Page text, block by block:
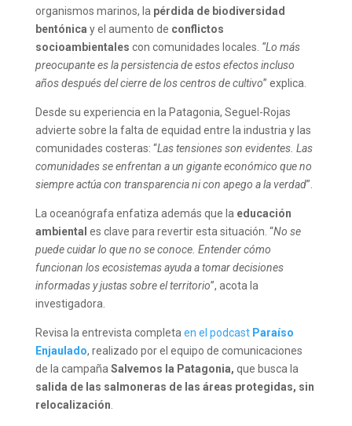
organismos marinos, la pérdida de biodiversidad
bentónica y el aumento de conflictos
socioambientales con comunidades locales. “Lo más
preocupante es la persistencia de estos efectos incluso
años después del cierre de los centros de cultivo” explica.
Desde su experiencia en la Patagonia, Seguel-Rojas
advierte sobre la falta de equidad entre la industria y las
comunidades costeras: “Las tensiones son evidentes. Las
comunidades se enfrentan a un gigante económico que no
siempre actúa con transparencia ni con apego a la verdad”.
La oceanógrafa enfatiza además que la educación
ambiental es clave para revertir esta situación. “No se
puede cuidar lo que no se conoce. Entender cómo
funcionan los ecosistemas ayuda a tomar decisiones
informadas y justas sobre el territorio”, acota la
investigadora.
Revisa la entrevista completa en el podcast Paraíso
Enjaulado, realizado por el equipo de comunicaciones
de la campaña Salvemos la Patagonia, que busca la
salida de las salmoneras de las áreas protegidas, sin
relocalización